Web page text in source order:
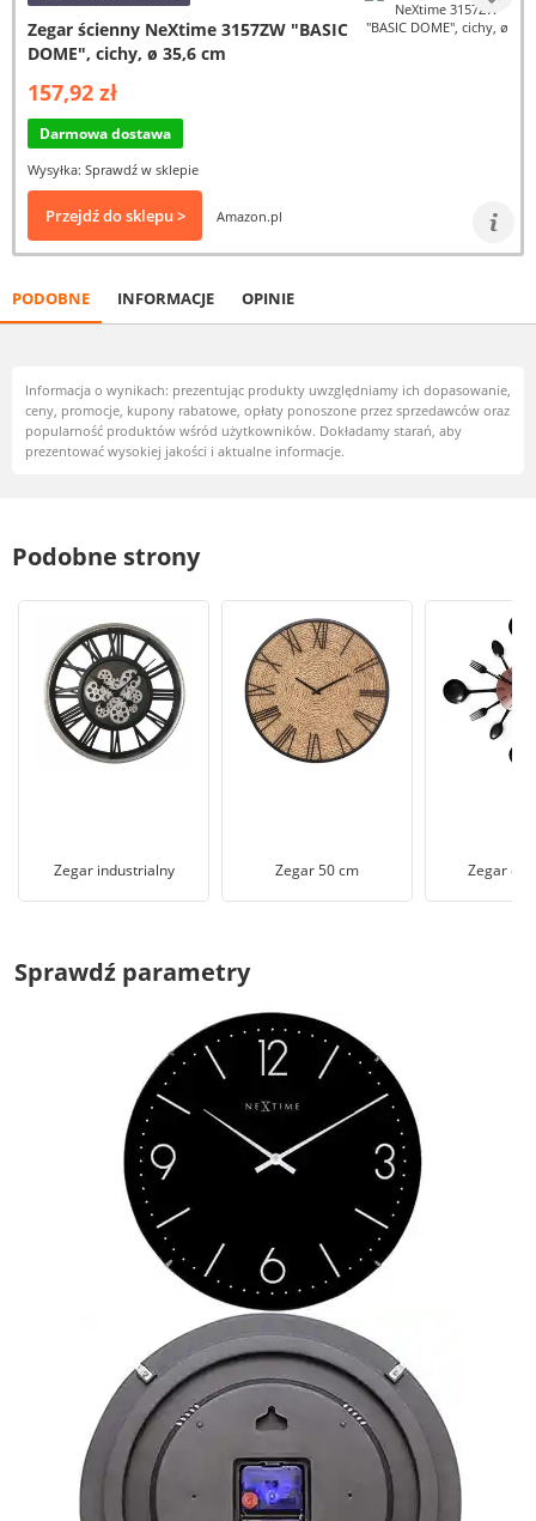
Zegar ścienny NeXtime 3157ZW "BASIC
DOME", cichy, ø 35,6 cm
157,92 zł
Darmowa dostawa
Wysyłka: Sprawdź w sklepie
Przejdź do sklepu > Amazon.pl
PODOBNE INFORMACJE OPINIE
Informacja o wynikach: prezentując produkty uwzględniamy ich dopasowanie,
ceny, promocje, kupony rabatowe, opłaty ponoszone przez sprzedawców oraz
popularność produktów wśród użytkowników. Dokładamy starań, aby
prezentować wysokiej jakości i aktualne informacje.
Podobne strony
Zegar industrialny Zegar 50 cm Zegar do
Sprawdź parametry